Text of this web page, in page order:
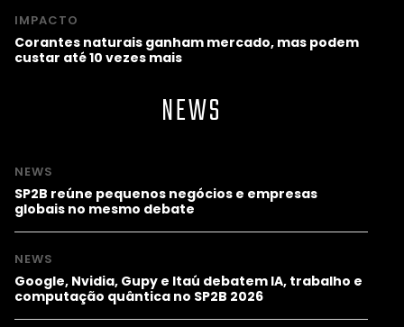
IMPACTO
Corantes naturais ganham mercado, mas podem
custar até 10 vezes mais
NEWS
NEWS
SP2B reúne pequenos negócios e empresas
globais no mesmo debate
NEWS
Google, Nvidia, Gupy e Itaú debatem IA, trabalho e
computação quântica no SP2B 2026